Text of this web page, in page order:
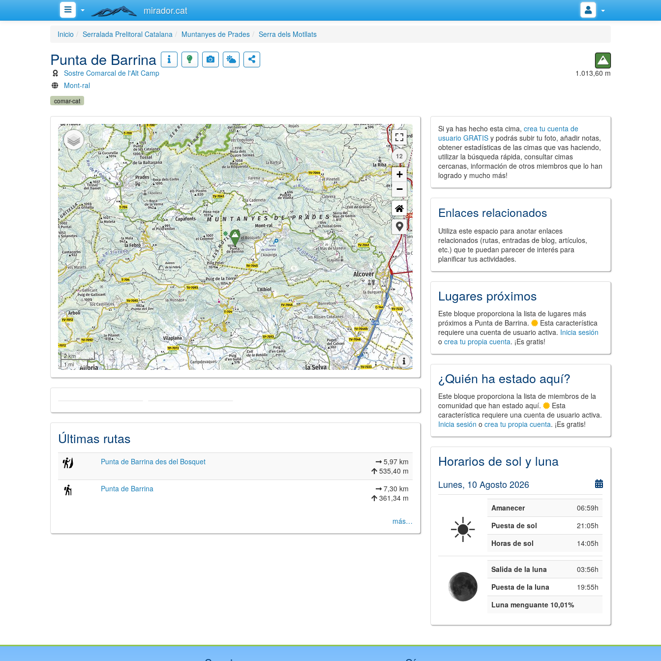
mirador.cat
Inicio Serralada Prelitoral Catalana Muntanyes de Prades Serra dels Motllats
Punta de Barrina
Sostre Comarcal de l'Alt Camp
Mont-ral
1.013,60 m
comar-cat
12
+
−
2 km
1 mi
Últimas rutas
Punta de Barrina des del Bosquet
5,97 km
535,40 m
Punta de Barrina
7,30 km
361,34 m
más…
Si ya has hecho esta cima,crea tu cuenta de
usuario GRATIS y podrás subir tu foto, añadir notas,
obtener estadísticas de las cimas que vas haciendo,
utilizar la búsqueda rápida, consultar cimas
cercanas, información de otros miembros que lo han
logrado y mucho más!
Enlaces relacionados
Utiliza este espacio para anotar enlaces
relacionados (rutas, entradas de blog, artículos,
etc.) que te puedan parecer de interés para
planificar tus actividades.
Lugares próximos
Este bloque proporciona la lista de lugares más
próximos a Punta de Barrina.
Esta característica
requiere una cuenta de usuario activa. Inicia sesión
ocrea tu propia cuenta. ¡Es gratis!
¿Quién ha estado aquí?
Este bloque proporciona la lista de miembros de la
comunidad que han estado aquí.
Esta
característica requiere una cuenta de usuario activa.
Inicia sesión ocrea tu propia cuenta. ¡Es gratis!
Horarios de sol y luna
Lunes, 10 Agosto 2026
☀️ Amanecer
06:59h
Puesta de sol
21:05h
Horas de sol
14:05h
Salida de la luna
03:56h
Puesta de la luna
19:55h
Luna menguante 10,01%